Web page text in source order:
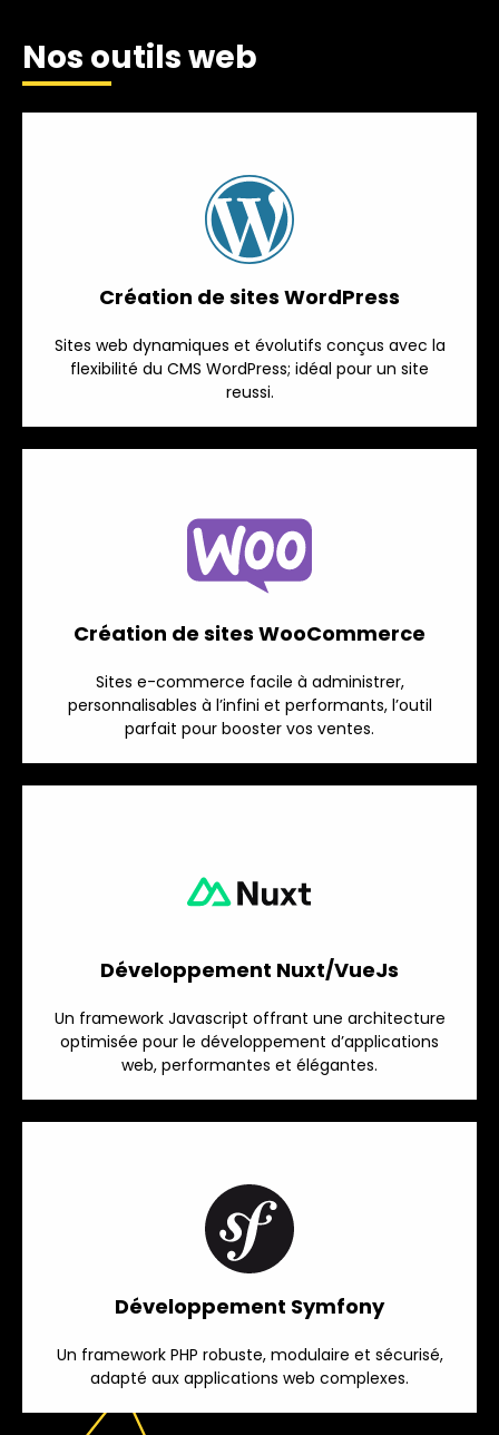
Nos outils web
Création de sites WordPress
Sites web dynamiques et évolutifs conçus avec la
flexibilité du CMS WordPress; idéal pour un site
reussi.
Création de sites WooCommerce
Sites e-commerce facile à administrer,
personnalisables à l’infini et performants, l’outil
parfait pour booster vos ventes.
Développement Nuxt/VueJs
Un framework Javascript offrant une architecture
optimisée pour le développement d’applications
web, performantes et élégantes.
Développement Symfony
Un framework PHP robuste, modulaire et sécurisé,
adapté aux applications web complexes.